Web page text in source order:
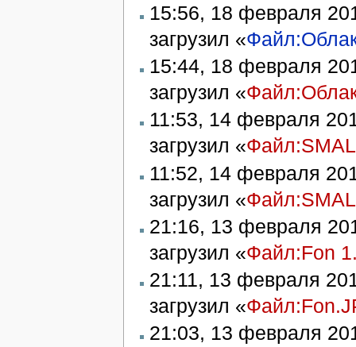
15:56, 18 февраля
загрузил «
15:44, 18 февраля
загрузил «
11:53, 14 февраля
загрузил «
11:52, 14 февраля
загрузил «
21:16, 13 февраля
загрузил «Файл:Fon
21:11, 13 февраля
загрузил «
21:03, 13 февраля